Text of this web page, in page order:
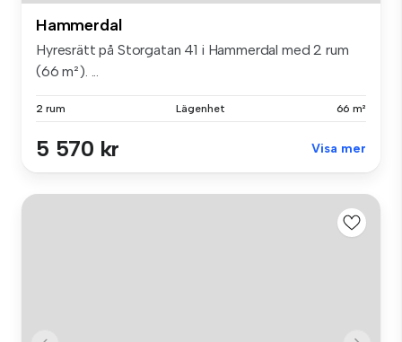
Hammerdal
Hyresrätt på Storgatan 41 i Hammerdal med 2 rum
(66 m²). ...
2 rum Lägenhet 66 m²
5 570 kr Visa mer